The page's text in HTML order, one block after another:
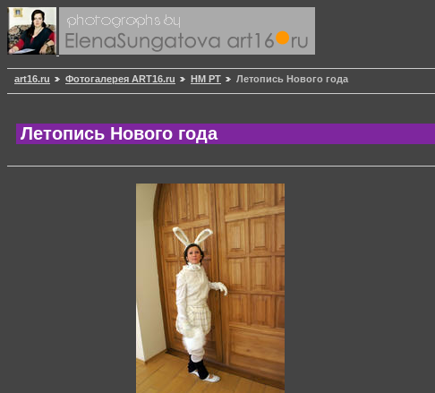
art16.ru Фотогалерея ART16.ru НМ РТ Летопись Нового года
Летопись Нового года